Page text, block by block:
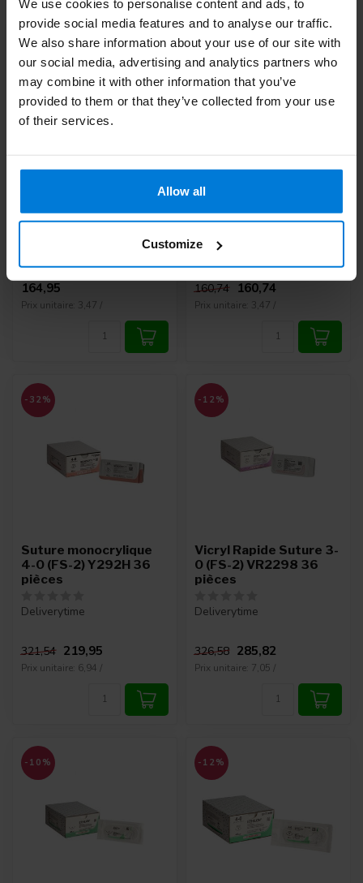
We use cookies to personalise content and ads, to
provide social media features and to analyse our traffic.
We also share information about your use of our site with
our social media, advertising and analytics partners who
may combine it with other information that you’ve
provided to them or that they’ve collected from your use
of their services.
Allow all
Customize
pièces
164,95
Prix unitaire: 3,47 /
Suture mersilène 2-0
(FS-1) EH7683H 36
pièces
Deliverytime
160,74 160,74
Prix unitaire: 3,47 /
-32%
Suture monocrylique
4-0 (FS-2) Y292H 36
pièces
Deliverytime
321,54 219,95
Prix unitaire: 6,94 /
-12%
Vicryl Rapide Suture 3-
0 (FS-2) VR2298 36
pièces
Deliverytime
326,58 285,82
Prix unitaire: 7,05 /
-10% -12%